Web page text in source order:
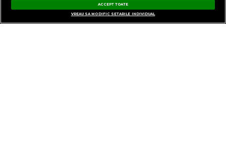
GESTIONAȚI PREFERINȚELE
ACCEPT TOATE
VREAU SA MODIFIC SETARILE INDIVIDUAL